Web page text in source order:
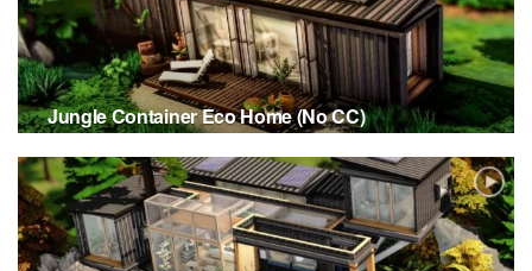
Jungle Container Eco Home (No CC)
28 AOÛT 2020